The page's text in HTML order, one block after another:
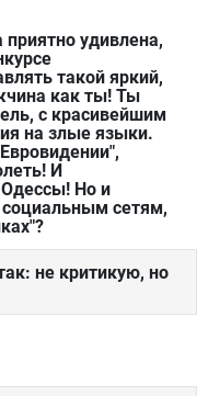
приятно удивлена,
такой яркий,
как ты! Ты
с красивейшим
на злые языки.
И
Но и
сетям,
не критикую, но